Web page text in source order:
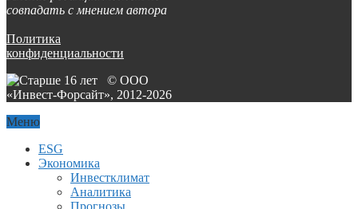
совпадать с мнением автора
Политика
конфиденциальности
© ООО
«Инвест-Форсайт», 2012-2026
Меню
ESG
Экономика
Инвестклимат
Аналитика
Прогнозы